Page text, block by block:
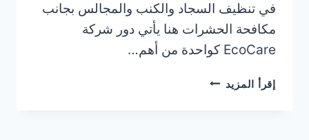
في تنظيف السجاد والكنب والمجالس بجانب
مكافحة الحشرات هنا يأتي دور شركة
EcoCare كواحدة من أهم…
إقرأ المزيد شركة